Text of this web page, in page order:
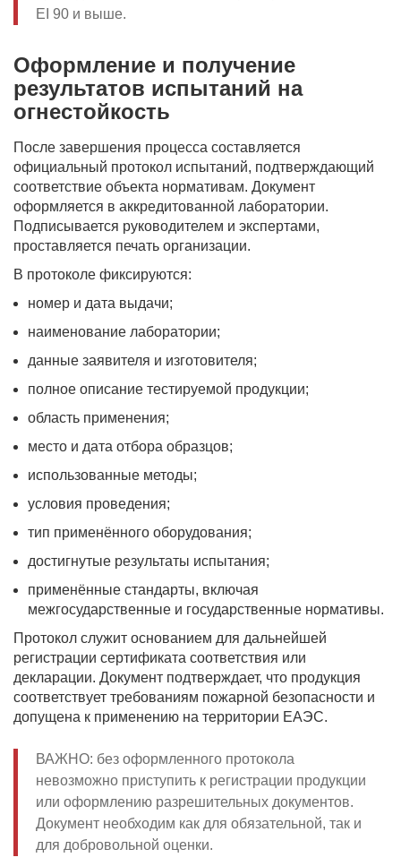
EI 90 и выше.
Оформление и получение
результатов испытаний на
огнестойкость
После завершения процесса составляется
официальный протокол испытаний, подтверждающий
соответствие объекта нормативам. Документ
оформляется в аккредитованной лаборатории.
Подписывается руководителем и экспертами,
проставляется печать организации.
В протоколе фиксируются:
номер и дата выдачи;
наименование лаборатории;
данные заявителя и изготовителя;
полное описание тестируемой продукции;
область применения;
место и дата отбора образцов;
использованные методы;
условия проведения;
тип применённого оборудования;
достигнутые результаты испытания;
применённые стандарты, включая
межгосударственные и государственные нормативы.
Протокол служит основанием для дальнейшей
регистрации сертификата соответствия или
декларации. Документ подтверждает, что продукция
соответствует требованиям пожарной безопасности и
допущена к применению на территории ЕАЭС.
ВАЖНО: без оформленного протокола
невозможно приступить к регистрации продукции
или оформлению разрешительных документов.
Документ необходим как для обязательной, так и
для добровольной оценки.